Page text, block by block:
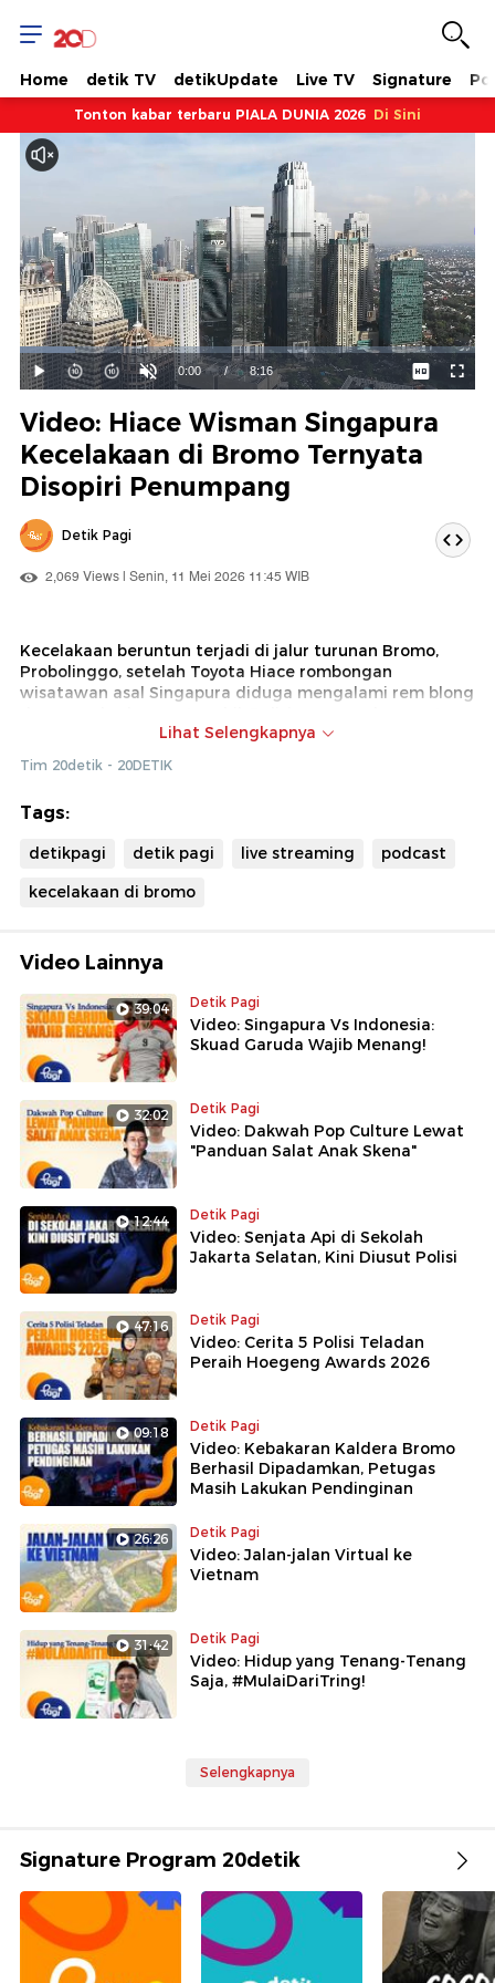
Home detik TV detikUpdate Live TV Signature
Tonton kabar terbaru PIALA DUNIA 2026 Di Sini
Mainkan
Suara
Hidup
Waktu
ini
0:00 / Durasi
8:16
Dimuat:
12.10%
Video: Hiace Wisman Singapura
Kecelakaan di Bromo Ternyata
Disopiri Penumpang
Detik Pagi
2,069 Views | Senin, 11 Mei 2026 11:45 WIB
Kecelakaan beruntun terjadi di jalur turunan Bromo,
Probolinggo, setelah Toyota Hiace rombongan
wisatawan asal Singapura diduga mengalami rem blong
kejadian kendaraan sempat dikemudikan penumpang
pengganti karena sopir utama kelelahan. Sebanyak 11
orang mengalami luka-luka dan kasus ini masih dalam
Lihat Selengkapnya
Tim 20detik - 20DETIK
Tags:
detikpagi detik pagi live streaming
podcast
kecelakaan di bromo
Video Lainnya
39:04 Detik Pagi
Video: Singapura Vs Indonesia:
Skuad Garuda Wajib Menang!
32:02 Detik Pagi
Video: Dakwah Pop Culture Lewat
"Panduan Salat Anak Skena"
12:44 Detik Pagi
Video: Senjata Api di Sekolah
Jakarta Selatan, Kini Diusut Polisi
47:16 Detik Pagi
Video: Cerita 5 Polisi Teladan
Peraih Hoegeng Awards 2026
09:18 Detik Pagi
Video: Kebakaran Kaldera Bromo
Berhasil Dipadamkan, Petugas
Masih Lakukan Pendinginan
26:26 Detik Pagi
Video: Jalan-jalan Virtual ke
Vietnam
31:42 Detik Pagi
Video: Hidup yang Tenang-Tenang
Saja, #MulaiDariTring!
Selengkapnya
Signature Program 20detik